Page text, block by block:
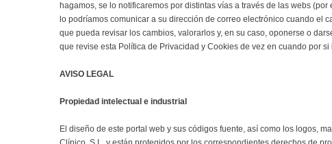
hagamos, se lo notificaremos por distintas vías a través de las webs
lo podríamos comunicar a su dirección de correo electrónico cuando el
que pueda revisar los cambios, valorarlos y, en su caso, oponerse o
que revise esta Política de Privacidad y Cookies de vez en cuando por
AVISO LEGAL
Propiedad intelectual e industrial
El diseño de este portal web y sus códigos fuente, así como los logos,